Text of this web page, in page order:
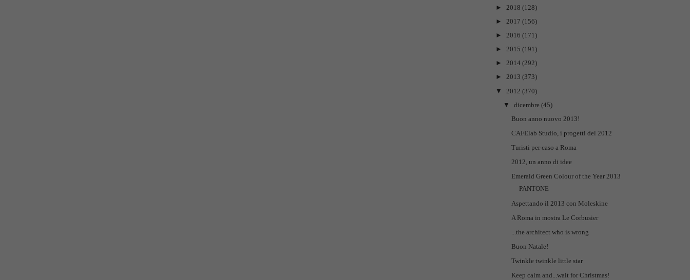
► 2018 (128)
► 2017 (156)
► 2016 (171)
► 2015 (191)
► 2014 (292)
► 2013 (373)
▼
2012 (370)
▼
dicembre (45)
Buon anno nuovo 2013!
CAFElab Studio, i progetti del 2012
Turisti per caso a Roma
2012, un anno di idee
Emerald Green Colour of the Year 2013
PANTONE
Aspettando il 2013 con Moleskine
A Roma in mostra Le Corbusier
...the architect who is wrong
Buon Natale!
Twinkle twinkle little star
Keep calm and...wait for Christmas!